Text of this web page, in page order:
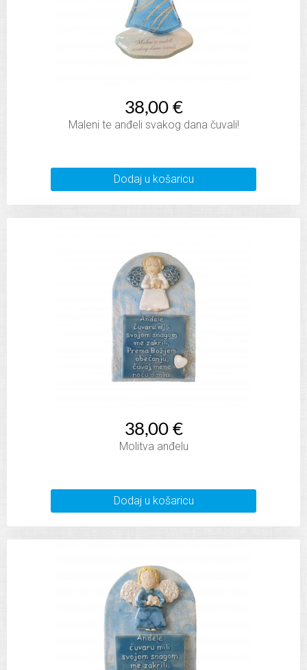
38,00 €
Maleni te anđeli svakog dana čuvali!
Dodaj u košaricu
38,00 €
Molitva anđelu
Dodaj u košaricu